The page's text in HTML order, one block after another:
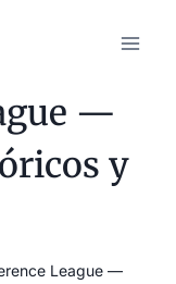
—
y
League —